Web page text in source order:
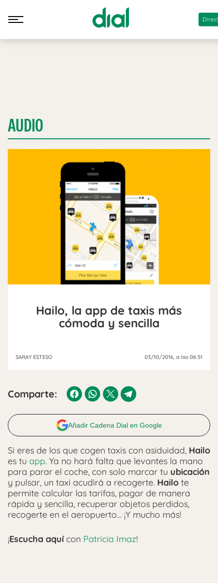
AUDIO
Hailo, la app de taxis más
cómoda y sencilla
SARAY ESTESO 03/10/2016 , a las 06:51
Comparte:
Añadir Cadena Dial en Google
Si eres de los que cogen taxis con asiduidad, Hailo
es tu app. Ya no hará falta que levantes la mano
para parar el coche, con solo marcar tu ubicación
y pulsar, un taxi acudirá a recogerte. Hailo te
permite calcular las tarifas, pagar de manera
rápida y sencilla, recuperar objetos perdidos,
recogerte en el aeropuerto… ¡Y mucho más!
¡Escucha aquícon Patricia Imaz!